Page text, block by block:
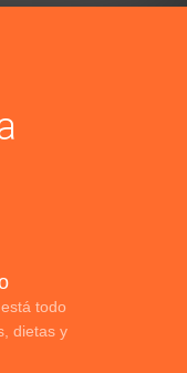
todo
dietas y